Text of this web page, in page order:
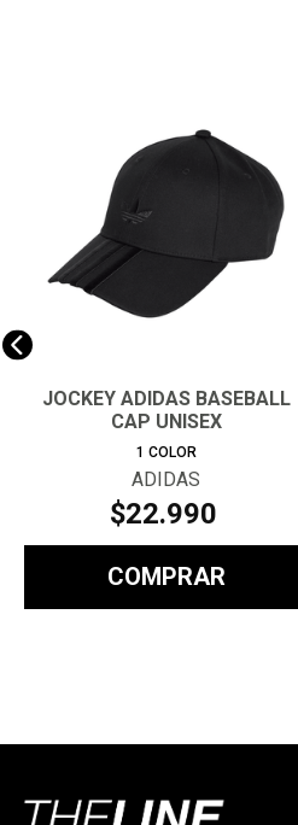
JOCKEY ADIDAS BASEBALL
CAP UNISEX
1 COLOR
ADIDAS
$22.990
COMPRAR